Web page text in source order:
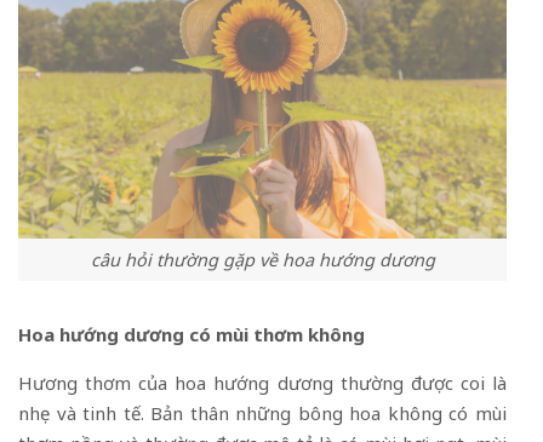
câu hỏi thường gặp về hoa hướng dương
Hoa hướng dương có mùi thơm không
Hương thơm của hoa hướng dương thường được coi là
nhẹ và tinh tế. Bản thân những bông hoa không có mùi